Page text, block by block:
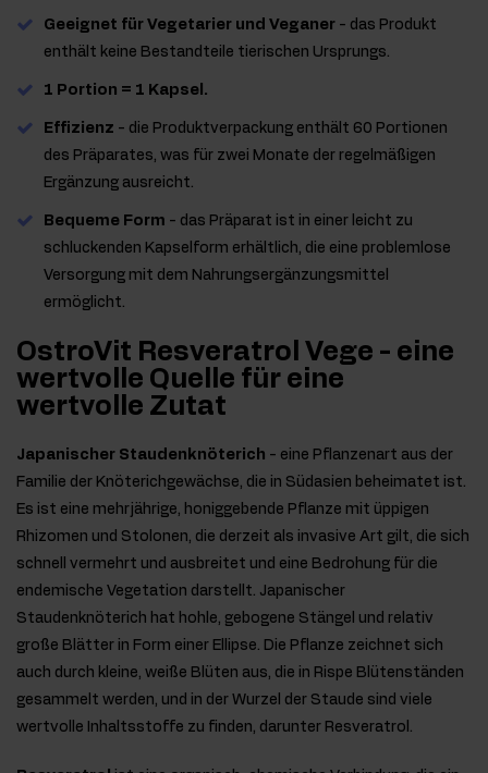
Geeignet für Vegetarier und Veganer - das Produkt
enthält keine Bestandteile tierischen Ursprungs.
1 Portion = 1 Kapsel.
Effizienz - die Produktverpackung enthält 60 Portionen
des Präparates, was für zwei Monate der regelmäßigen
Ergänzung ausreicht.
Bequeme Form - das Präparat ist in einer leicht zu
schluckenden Kapselform erhältlich, die eine problemlose
Versorgung mit dem Nahrungsergänzungsmittel
ermöglicht.
OstroVit Resveratrol Vege - eine
wertvolle Quelle für eine
wertvolle Zutat
Japanischer Staudenknöterich - eine Pflanzenart aus der
Familie der Knöterichgewächse, die in Südasien beheimatet ist.
Es ist eine mehrjährige, honiggebende Pflanze mit üppigen
Rhizomen und Stolonen, die derzeit als invasive Art gilt, die sich
schnell vermehrt und ausbreitet und eine Bedrohung für die
endemische Vegetation darstellt. Japanischer
Staudenknöterich hat hohle, gebogene Stängel und relativ
große Blätter in Form einer Ellipse. Die Pflanze zeichnet sich
auch durch kleine, weiße Blüten aus, die in Rispe Blütenständen
gesammelt werden, und in der Wurzel der Staude sind viele
wertvolle Inhaltsstoffe zu finden, darunter Resveratrol.